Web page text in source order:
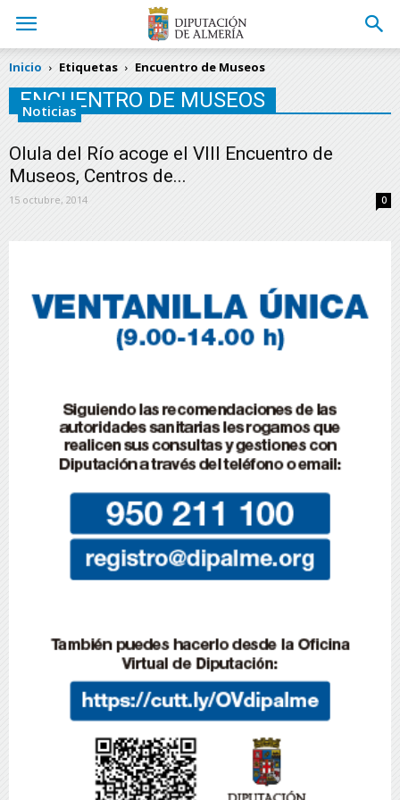
Inicio Etiquetas Encuentro de Museos
ENCUENTRO DE MUSEOS
Noticias
Olula del Río acoge el VIII Encuentro de
Museos, Centros de...
15 octubre, 2014 0